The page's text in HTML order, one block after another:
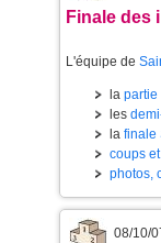
Finale des
L'équipe de
la partie
les
la finale
coups
photos,
08/10/